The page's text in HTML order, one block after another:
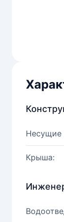
Несущие
Крыша: